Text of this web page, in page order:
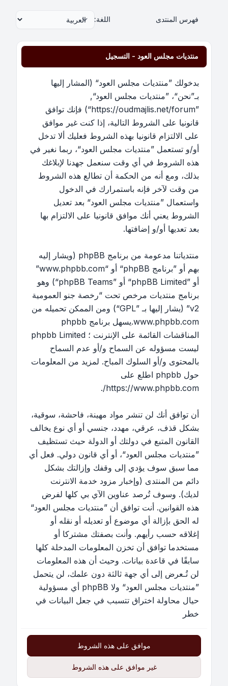
فهرس المنتدى اللغة:
منتديات مجلس العود - التسجيل
بدخولك ”منتديات مجلس العود“ (المشار إليها
بـ”نحن“، ”منتديات مجلس العود“,
”https://oudmajlis.net/forum“) فإنك توافق
قانونيا على الشروط التالية، إذا كنت غير موافق
على الالتزام قانونيا بهذه الشروط فعليك ألا تدخل
أو/و تستعمل ”منتديات مجلس العود“، ربما نغير في
هذه الشروط في أي وقت سنعمل جهدنا لإبلاغك
بذلك، ومع أنه من الحكمة أن تطالع هذه الشروط
من وقت لآخر فإنه باستمرارك في الدخول
واستعمال ”منتديات مجلس العود“ بعد تعديل
الشروط يعني أنك موافق قانونيا على الالتزام بها
بعد تعديها أو/و إضافتها.
منتدياتنا مدعومة من برنامج phpBB (ويشار إليه
بهم أو ”برنامج phpBB“ أو “www.phpbb.com”
أو ”phpBB Limited“ أو ”phpBB Teams“) وهو
برنامج منتديات مرخص تحت “رخصة جنو العمومية
v2” (يشار إليها بـ ”GPL“) ومن الممكن تحميله من
www.phpbb.com
.يسهل برنامج phpbb
المناقشات القائمة على الإنترنت ؛ phpbb Limited
ليست مسؤوله عن السماح و/أو عدم السماح
بالمحتوى و/أو السلوك المباح. لمزيد من المعلومات
حول phpbb اطلع على
https://www.phpbb.com/
.
أن توافق أنك لن تنشر مواد مهينة، فاحشة، سوقية،
بشكل قذف، عرقي، مهدد، جنسي أو أي نوع يخالف
القانون المتبع في دولتك أو الدولة حيث تستظيف
”منتديات مجلس العود“، أو أي قانون دولي. فعل أي
مما سبق سوف يؤدي إلى وقفك وإزالتك بشكل
دائم من المنتدى (وإخبار مزود خدمة الانترنت
لديك). وسوف تُرصد عناوين الآي بي كلها لفرض
هذه القوانين. أنت توافق أن ”منتديات مجلس العود“
له الحق بإزالة أي موضوع أو تعديله أو نقله أو
إغلاقه حسب رأيهم. وأنت بصفتك مشتركا أو
مستخدما توافق أن تخزن المعلومات المدخلة كلها
سابقًا في قاعدة بيانات. وحيث أن هذه المعلومات
لن تُـعرض إلى أي جهة ثالثة دون علمك، لن يتحمل
”منتديات مجلس العود“ ولا phpBB أي مسؤولية
حيال محاولة اختراق تتسبب في جعل البيانات في
خطر
موافق على هذه الشروط
غير موافق على هذه الشروط